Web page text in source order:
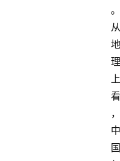
。
从
地
理
上
看
，
中
国